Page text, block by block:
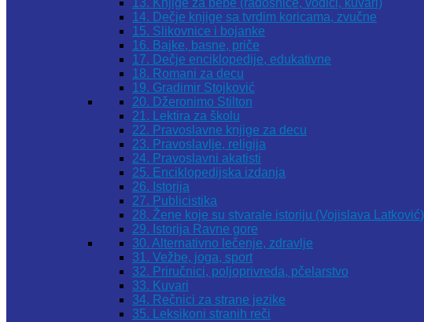
13. Knjige za bebe (radosnice, vodiči, kuvari)
14. Dečje knjige sa tvrdim koricama, zvučne
15. Slikovnice i bojanke
16. Bajke, basne, priče
17. Dečje enciklopedije, edukativne
18. Romani za decu
19. Gradimir Stojković
20. Džeronimo Stilton
21. Lektira za školu
22. Pravoslavne knjige za decu
23. Pravoslavlje, religija
24. Pravoslavni akatisti
25. Enciklopedijska izdanja
26. Istorija
27. Publicistika
28. Žene koje su stvarale istoriju (Vojislava Latković)
29. Istorija Ravne gore
30. Alternativno lečenje, zdravlje
31. Vežbe, joga, sport
32. Priručnici, poljoprivreda, pčelarstvo
33. Kuvari
34. Rečnici za strane jezike
35. Leksikoni stranih reči